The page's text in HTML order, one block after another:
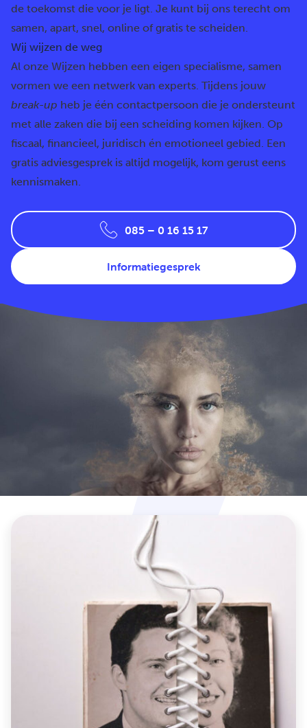
de toekomst die voor je ligt. Je kunt bij ons terecht om
samen, apart, snel, online of gratis te scheiden.
Wij wijzen de weg
Al onze Wijzen hebben een eigen specialisme, samen
vormen we een netwerk van experts. Tijdens jouw
break-up heb je één contactpersoon die je ondersteunt
met alle zaken die bij een scheiding komen kijken. Op
fiscaal, financieel, juridisch én emotioneel gebied. Een
gratis adviesgesprek is altijd mogelijk, kom gerust eens
kennismaken.
085 – 0 16 15 17
Informatiegesprek